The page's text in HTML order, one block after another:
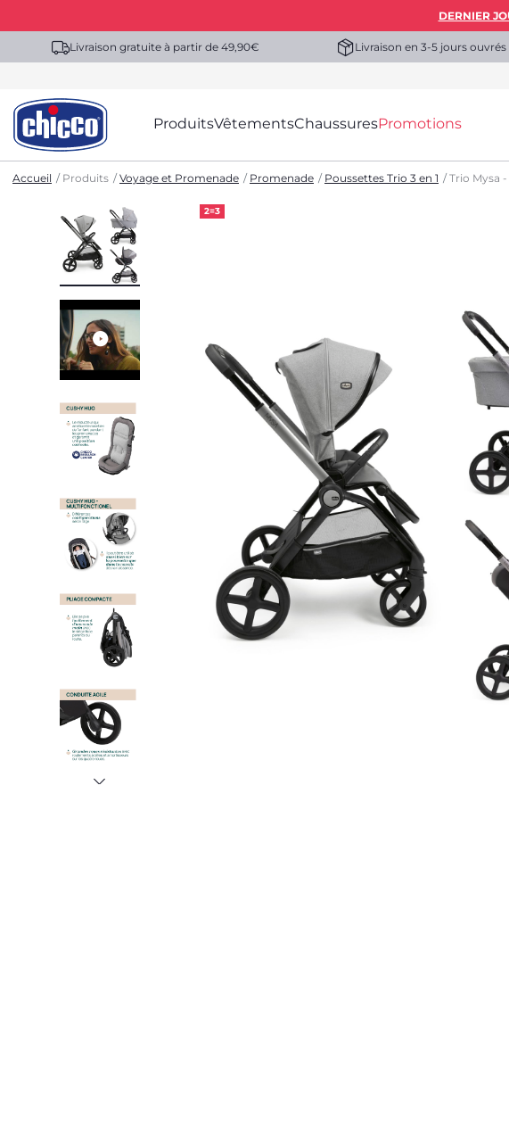
DERNIER
Livraison gratuite à partir de 49,90€ Livraison en 3-5 jours ouvrés
ProduitsVêtementsChaussuresPromotions
Accueil Produits Voyage et Promenade Promenade Poussettes Trio 3 en 1 Trio Mysa
2=3